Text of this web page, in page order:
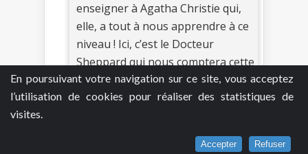
En poursuivant votre navigation sur ce site, vous acceptez
l’utilisation de cookies pour réaliser des statistiques de
visites.
Accepter Refuser
enseigner à Agatha Christie qui,
elle, a tout à nous apprendre à ce
niveau ! Ici, c’est le Docteur
Sheppard qui nous comptera cette
histoire et c’est lui que nous ne
lâcherons pas d’un fil.
Poirot, entrera en scène - de